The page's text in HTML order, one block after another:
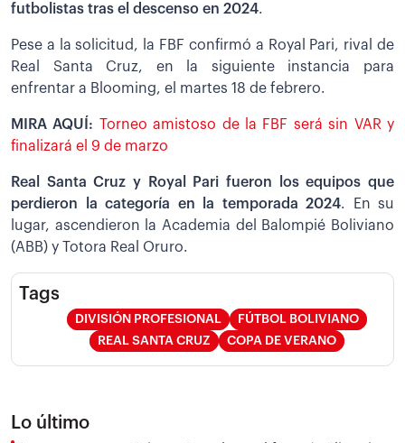
futbolistas tras el descenso en 2024.
Pese a la solicitud, la FBF confirmó a Royal Pari, rival de
Real Santa Cruz, en la siguiente instancia para
enfrentar a Blooming, el martes 18 de febrero.
MIRA AQUÍ: Torneo amistoso de la FBF será sin VAR y
finalizará el 9 de marzo
Real Santa Cruz y Royal Pari fueron los equipos que
perdieron la categoría en la temporada 2024. En su
lugar, ascendieron la Academia del Balompié Boliviano
(ABB) y Totora Real Oruro.
Tags
DIVISIÓN PROFESIONAL
FÚTBOL BOLIVIANO
REAL SANTA CRUZ
COPA DE VERANO
Lo último